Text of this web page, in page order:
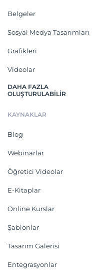
Belgeler
Sosyal Medya Tasarımları
Grafikleri
Videolar
DAHA FAZLA
OLUŞTURULABILIR
KAYNAKLAR
Blog
Webinarlar
Öğretici Videolar
E-Kitaplar
Online Kurslar
Şablonlar
Tasarım Galerisi
Entegrasyonlar